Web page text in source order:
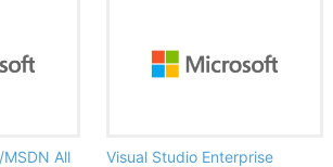
All
Visual Studio Enterprise